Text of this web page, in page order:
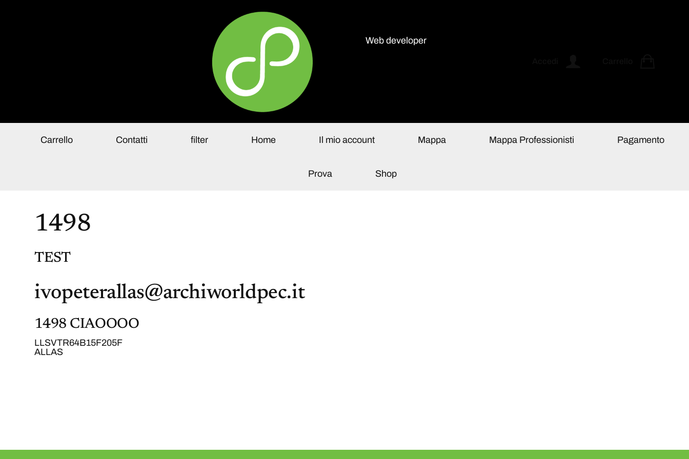
Paolo Paganelli Web developer
Carrello Contatti filter Home Il mio account Mappa Mappa Professionisti Pagamento
Prova Shop
1498
TEST
ivopeterallas@archiworldpec.it
1498 CIAOOOO
LLSVTR64B15F205F
ALLAS